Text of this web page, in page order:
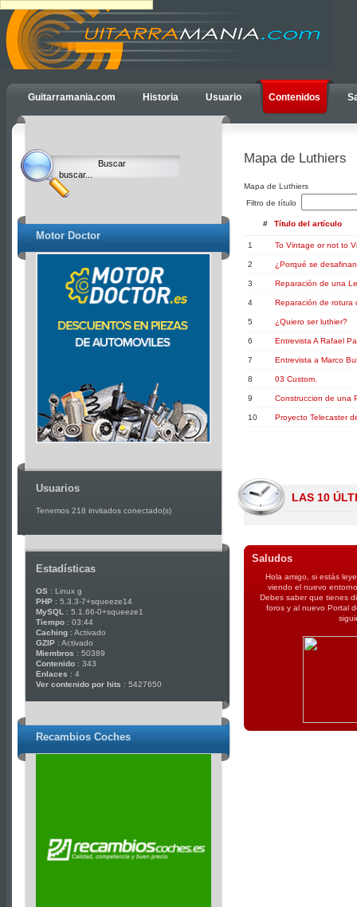
Guitarramania.com Historia Usuario Contenidos
Motor Doctor
Usuarios
Tenemos 218 invitados conectado(s)
Estadísticas
OS : Linux g
PHP : 5.3.3-7+squeeze14
MySQL
: 5.1.66-0+squeeze1
Tiempo : 03:44
Caching : Activado
GZIP : Activado
Miembros : 50389
Contenido : 343
Enlaces : 4
Ver contenido por hits : 5427650
Recambios Coches
Clocks,
an
Joomla
product
Extensions
Joomla
Templates
Articles
Mapa de Luthiers
Mapa de Luthiers
Filtro de título
# Título del artículo
1 To Vintage or not to
2 ¿Porqué se
3 Reparación de una
4 Reparación de rotura
5 ¿Quiero ser luthier?
6 Entrevista A Rafael
7 Entrevista a Marco
8 03 Custom.
9 Construccion de una
10 Proyecto Telecaster
LAS 10
Saludos
Hola amigo, si estás
viendo el nuevo
Debes saber que tienes
foros y al nuevo Portal